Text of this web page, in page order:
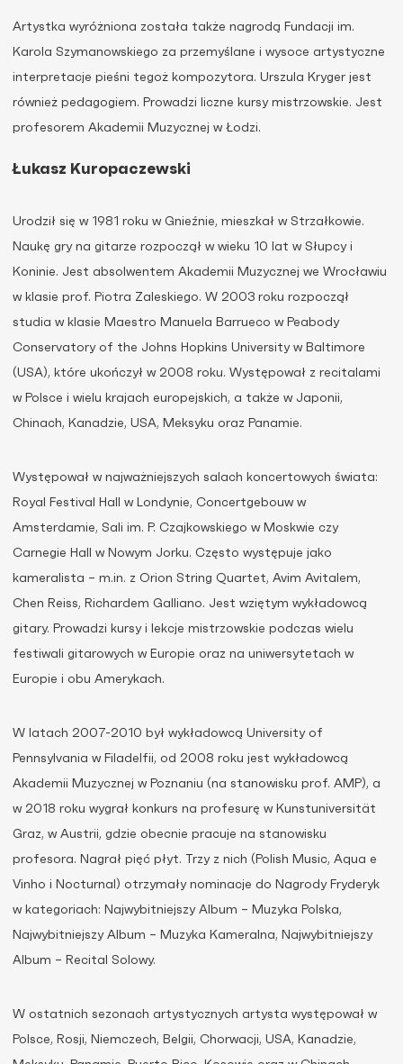
Artystka wyróżniona została także nagrodą Fundacji im.
Karola Szymanowskiego za przemyślane i wysoce artystyczne
interpretacje pieśni tegoż kompozytora. Urszula Kryger jest
również pedagogiem. Prowadzi liczne kursy mistrzowskie. Jest
profesorem Akademii Muzycznej w Łodzi.
Łukasz Kuropaczewski
Urodził się w 1981 roku w Gnieźnie, mieszkał w Strzałkowie.
Naukę gry na gitarze rozpoczął w wieku 10 lat w Słupcy i
Koninie. Jest absolwentem Akademii Muzycznej we Wrocławiu
w klasie prof. Piotra Zaleskiego. W 2003 roku rozpoczął
studia w klasie Maestro Manuela Barrueco w Peabody
Conservatory of the Johns Hopkins University w Baltimore
(USA), które ukończył w 2008 roku. Występował z recitalami
w Polsce i wielu krajach europejskich, a także w Japonii,
Chinach, Kanadzie, USA, Meksyku oraz Panamie.
Występował w najważniejszych salach koncertowych świata:
Royal Festival Hall w Londynie, Concertgebouw w
Amsterdamie, Sali im. P. Czajkowskiego w Moskwie czy
Carnegie Hall w Nowym Jorku. Często występuje jako
kameralista – m.in. z Orion String Quartet, Avim Avitalem,
Chen Reiss, Richardem Galliano. Jest wziętym wykładowcą
gitary. Prowadzi kursy i lekcje mistrzowskie podczas wielu
festiwali gitarowych w Europie oraz na uniwersytetach w
Europie i obu Amerykach.
W latach 2007-2010 był wykładowcą University of
Pennsylvania w Filadelfii, od 2008 roku jest wykładowcą
Akademii Muzycznej w Poznaniu (na stanowisku prof. AMP), a
w 2018 roku wygrał konkurs na profesurę w Kunstuniversität
Graz, w Austrii, gdzie obecnie pracuje na stanowisku
profesora. Nagrał pięć płyt. Trzy z nich (Polish Music, Aqua e
Vinho i Nocturnal) otrzymały nominacje do Nagrody Fryderyk
w kategoriach: Najwybitniejszy Album – Muzyka Polska,
Najwybitniejszy Album – Muzyka Kameralna, Najwybitniejszy
Album – Recital Solowy.
W ostatnich sezonach artystycznych artysta występował w
Polsce, Rosji, Niemczech, Belgii, Chorwacji, USA, Kanadzie,